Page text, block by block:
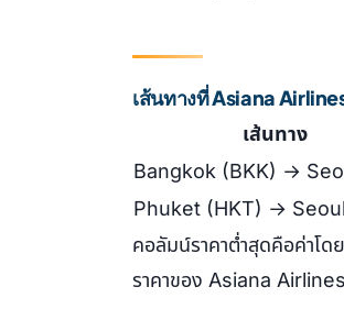
เส้นทางที่ Asiana
เส้นทาง
Bangkok (BKK) →
Phuket (HKT) →
คอลัมน์ราคาต่ำสุดคือค่าโด
ราคาของ Asiana Airlines